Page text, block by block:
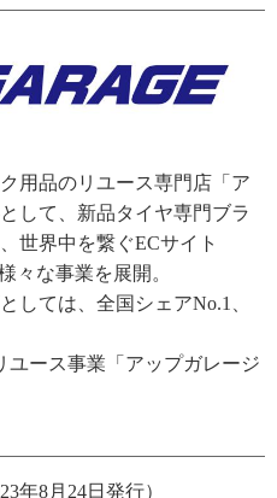
用品のリユース専門店「ア
して、新品タイヤ専門ブラ
世界中を繋ぐECサイト
々な事業を展開。
しては、全国シェアNo.1、
ユース事業「アップガレージ
年8月24日発行）